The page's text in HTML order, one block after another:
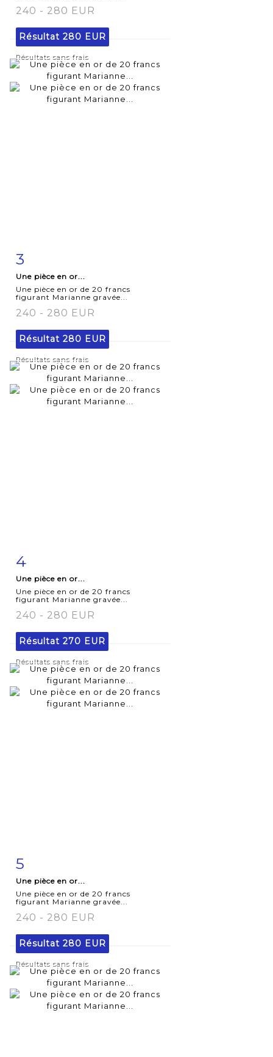
240 - 280 EUR
Résultat 280 EUR
Résultats sans frais
détaillée
3
Une pièce en or...
Une pièce en or de 20 francs
figurant Marianne gravée...
240 - 280 EUR
Résultat 280 EUR
Résultats sans frais
détaillée
4
Une pièce en or...
Une pièce en or de 20 francs
figurant Marianne gravée...
240 - 280 EUR
Résultat 270 EUR
Résultats sans frais
détaillée
5
Une pièce en or...
Une pièce en or de 20 francs
figurant Marianne gravée...
240 - 280 EUR
Résultat 280 EUR
Résultats sans frais